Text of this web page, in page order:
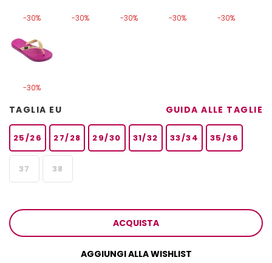
-30% -30% -30% -30% -30%
-30%
TAGLIA EU GUIDA ALLE TAGLIE
25/26 27/28 29/30 31/32 33/34 35/36
37 38
ACQUISTA
AGGIUNGI ALLA WISHLIST